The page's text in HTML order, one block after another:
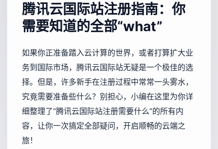
腾讯云国际站注册指南：你
需要知道的全部“what”
如果你正准备踏入云计算的世界，或者打算扩大业
务到国际市场，腾讯云国际站无疑是一个极佳的选
择。但是，许多新手在注册过程中常常一头雾水，
究竟需要准备些什么？别担心，小编在这里为你详
细整理了“腾讯云国际站注册需要什么”的所有内
容，让你一次搞定全部疑问，开启顺畅的云端之
旅！